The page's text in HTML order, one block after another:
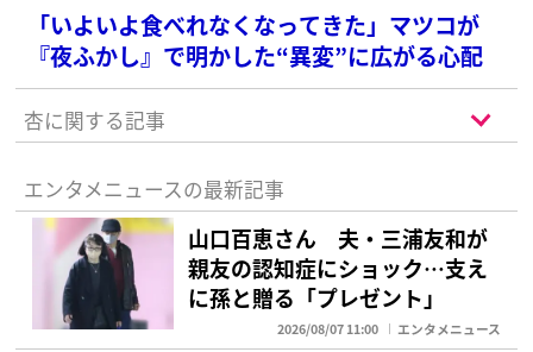
「いよいよ食べれなくなってきた」マツコが
『夜ふかし』で明かした“異変”に広がる心配
杏に関する記事
エンタメニュースの最新記事
山口百恵さん 夫・三浦友和が
親友の認知症にショック…支え
に孫と贈る「プレゼント」
2026/08/07 11:00 エンタメニュース